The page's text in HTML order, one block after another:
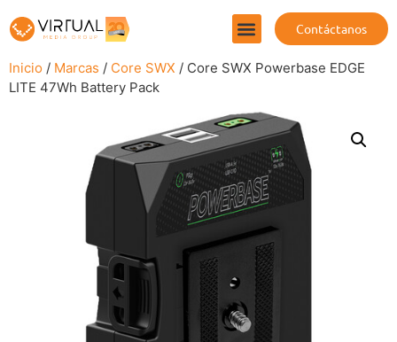
Contáctanos
Inicio / Marcas / Core SWX / Core SWX Powerbase EDGE
LITE 47Wh Battery Pack